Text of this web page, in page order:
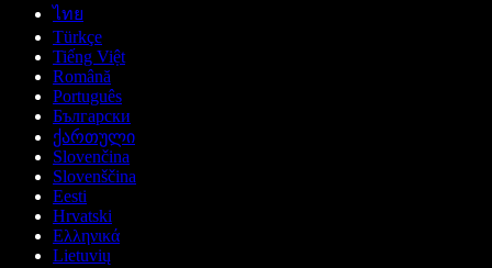
ไทย
Türkçe
Tiếng Việt
Română
Português
Български
ქართული
Slovenčina
Slovenščina
Eesti
Hrvatski
Ελληνικά
Lietuvių